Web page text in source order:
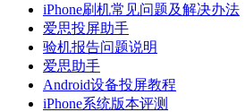
iPhone刷机常见问题及解决办法
爱思投屏助手
验机报告问题说明
爱思助手
Android设备投屏教程
iPhone系统版本评测